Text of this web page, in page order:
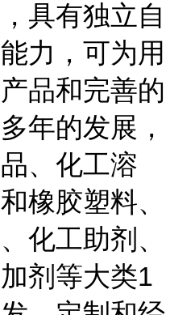
具有独立自
力，可为用
品和完善的
年的发展，
、化工溶
橡胶塑料、
化工助剂、
剂等大类1